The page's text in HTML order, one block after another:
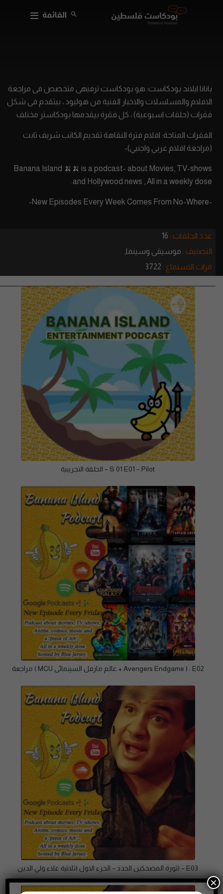
القائمة
بانانا ايلاند بودكاست: هو بودكاست ترفيهى متخصص فى مراجعة
الافلام والمسلسلات والاخبار الفنية من هوليود ، بيتقدم فى شكل
فقرات (حلقات اسبوعية) ، كل فقرة بيقدمها بودكاستر مختلف
الفقرات المتاحة: افلام فترة النقاهة تقديم الكاتب شريف ثابت
(مراجعة افلام عربي واجنبي)-
Banana Island 🍌🍌 is a podcast- about Movies, TV-shows
and Hollywood news , All in a weekly dose.
-New Episodes Every Week Comes From No-Where-
عدد الحلقات : 16
التصنيف : موسيقى وسينما,
مرات الاستماع : 3722
S 01 E01 – Pilot – الحلقة التجريبية
E02 : ( Avengers Endgame + عالم مارفل السينمائى MCU ) مراجعة
E03 – (ثورة المضحكين الجدد – الجزء الاول (ثلاثية علاء ولي الدين
×